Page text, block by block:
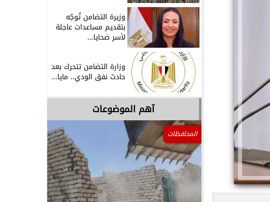
وزيرة التضامن تُوجّه
بتقديم مساعدات عاجلة
لأسر ضحايا...
وزارة التضامن تتحرك بعد
حادث نفق الودي.. مايا...
آهم الموضوعات
المحافظات